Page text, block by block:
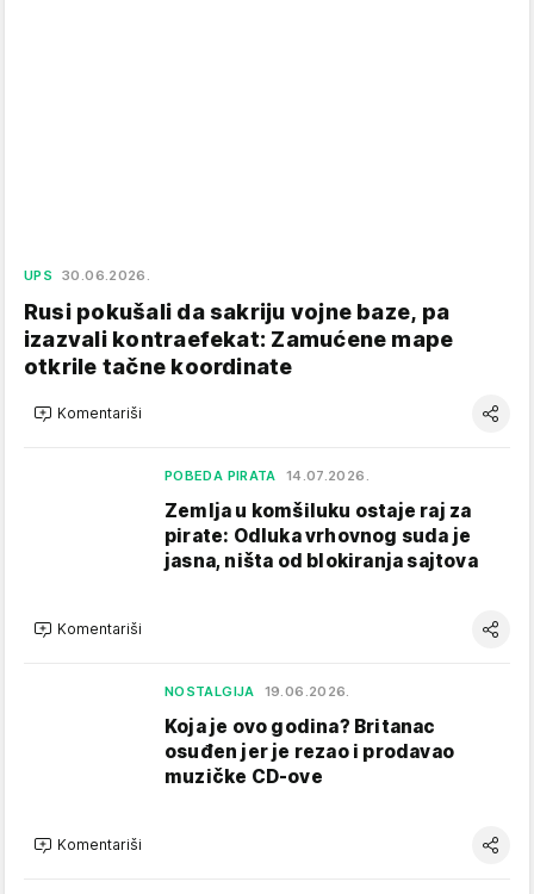
UPS 30.06.2026.
Rusi pokušali da sakriju vojne baze, pa
izazvali kontraefekat: Zamućene mape
otkrile tačne koordinate
Komentariši
POBEDA PIRATA 14.07.2026.
Zemlja u komšiluku ostaje raj za
pirate: Odluka vrhovnog suda je
jasna, ništa od blokiranja sajtova
Komentariši
NOSTALGIJA 19.06.2026.
Koja je ovo godina? Britanac
osuđen jer je rezao i prodavao
muzičke CD-ove
Komentariši